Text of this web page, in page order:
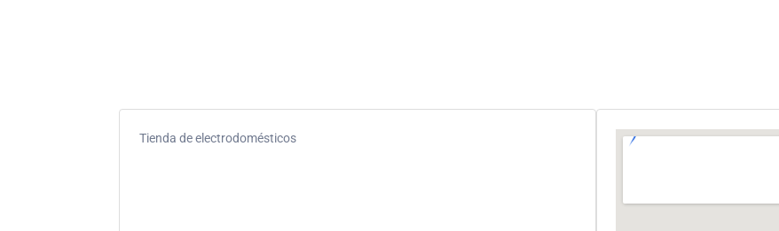
Tienda de electrodomésticos